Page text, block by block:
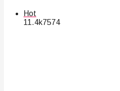
Hot
11.4k7574